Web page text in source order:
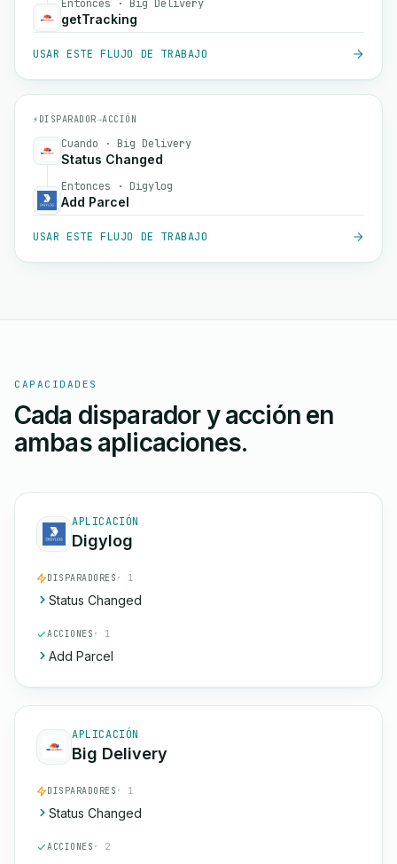
Entonces · Big Delivery
getTracking
USAR ESTE FLUJO DE TRABAJO
⚡ DISPARADOR→ACCIÓN
Cuando · Big Delivery
Status Changed
Entonces · Digylog
Add Parcel
USAR ESTE FLUJO DE TRABAJO
CAPACIDADES
Cada disparador y acción en
ambas aplicaciones.
APLICACIÓN
Digylog
DISPARADORES · 1
Status Changed
ACCIONES · 1
Add Parcel
APLICACIÓN
Big Delivery
DISPARADORES · 1
Status Changed
ACCIONES · 2